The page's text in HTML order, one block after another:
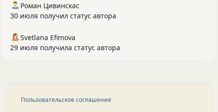
Роман Цивинскас
30 июля получил статус автора
Svetlana Efimova
29 июля получила статус автора
Пользовательское соглашение